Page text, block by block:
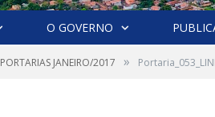
O GOVERNO
PORTARIAS JANEIRO/2017 »